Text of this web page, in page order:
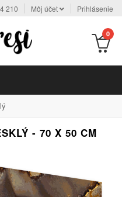
210 Môj účet Prihlásenie
0
- 70 X 50 CM